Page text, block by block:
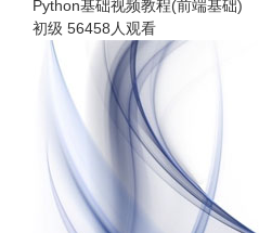
Python基础视频教程(前端基础)
初级 56458人观看